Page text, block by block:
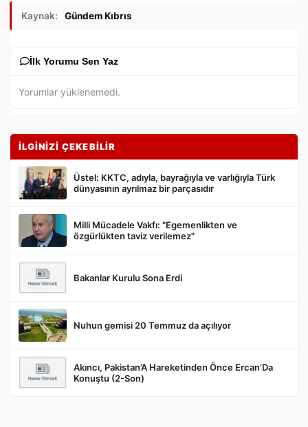
Kaynak: Gündem Kıbrıs
İlk Yorumu Sen Yaz
Gönder
Yorumlar yüklenemedi.
İLGİNİZİ ÇEKEBİLİR
Üstel: KKTC, adıyla, bayrağıyla ve varlığıyla Türk
dünyasının ayrılmaz bir parçasıdır
Milli Mücadele Vakfı: "Egemenlikten ve
özgürlükten taviz verilemez"
Bakanlar Kurulu Sona Erdi
Nuhun gemisi 20 Temmuz da açılıyor
Akıncı, Pakistan’A Hareketinden Önce Ercan’Da
Konuştu (2-Son)